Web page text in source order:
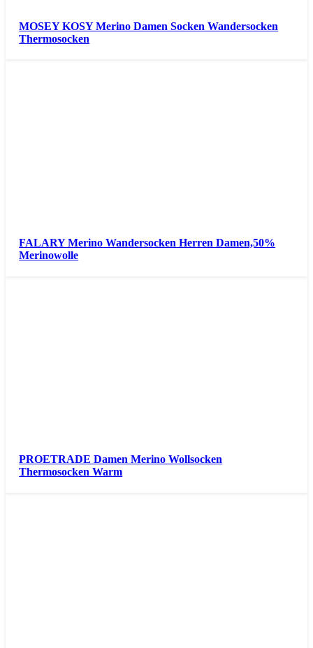
MOSEY KOSY Merino Damen Socken Wandersocken
Thermosocken
FALARY Merino Wandersocken Herren Damen,50%
Merinowolle
PROETRADE Damen Merino Wollsocken
Thermosocken Warm